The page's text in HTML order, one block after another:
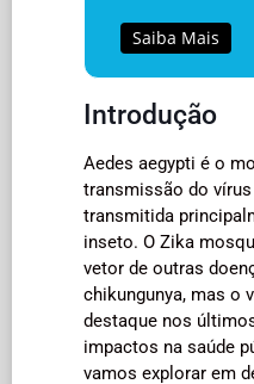
Saiba Mais
Introdução
Aedes aegypti é o
transmissão do vírus
transmitida
inseto. O Zika
vetor de outras
chikungunya, mas o
destaque nos
impactos na saúde
vamos explorar em